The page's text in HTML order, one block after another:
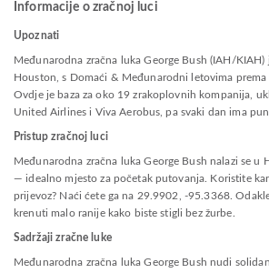
Informacije o zračnoj luci
Upoznati
Međunarodna zračna luka George Bush (IAH/KIAH)
Houston, s Domaći & Međunarodni letovima
Ovdje je baza za oko 19 zrakoplovnih kompanija,
United Airlines i Viva Aerobus, pa svaki dan ima
Pristup zračnoj luci
Međunarodna zračna luka George Bush nalazi se u
— idealno mjesto za početak putovanja. Koristite
prijevoz? Naći ćete ga na 29.9902, -95.3368.
krenuti malo ranije kako biste stigli bez žurbe.
Sadržaji zračne luke
Međunarodna zračna luka George Bush nudi